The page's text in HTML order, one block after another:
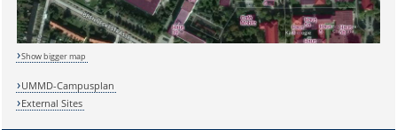
Sicherheitsabfrage:
Show bigger map
UMMD-Campusplan
External Sites